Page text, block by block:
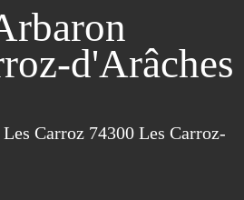
d'Arâches
Carroz 74300 Les Carroz-